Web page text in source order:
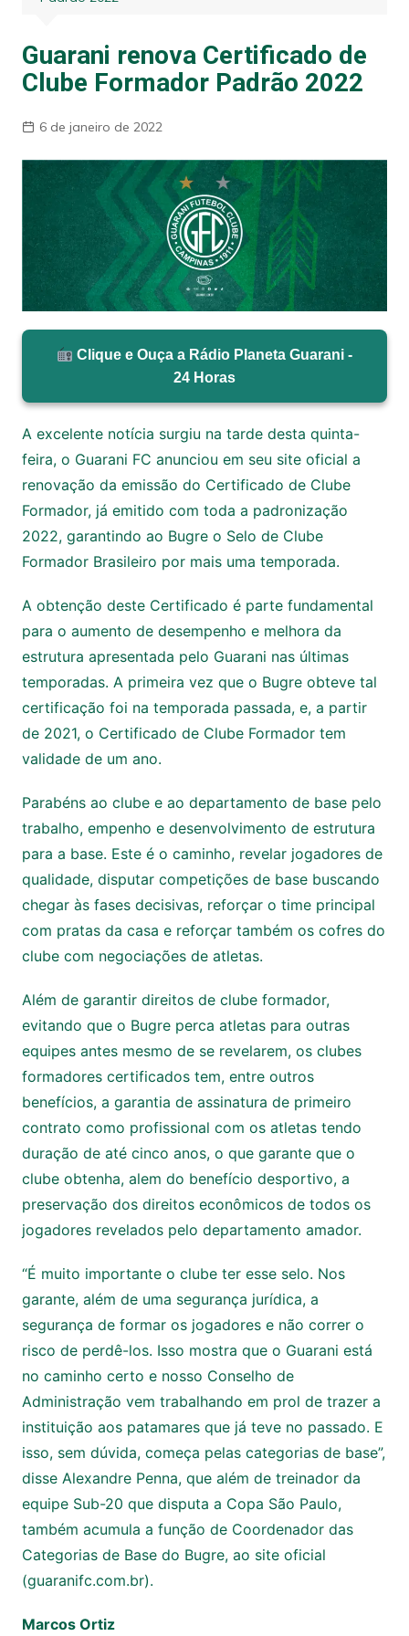
Guarani renova Certificado de
Clube Formador Padrão 2022
6 de janeiro de 2022
Clique e Ouça a Rádio Planeta Guarani -
24 Horas
A excelente notícia surgiu na tarde desta quinta-
feira, o Guarani FC anunciou em seu site oficial a
renovação da emissão do Certificado de Clube
Formador, já emitido com toda a padronização
2022, garantindo ao Bugre o Selo de Clube
Formador Brasileiro por mais uma temporada.
A obtenção deste Certificado é parte fundamental
para o aumento de desempenho e melhora da
estrutura apresentada pelo Guarani nas últimas
temporadas. A primeira vez que o Bugre obteve tal
certificação foi na temporada passada, e, a partir
de 2021, o Certificado de Clube Formador tem
validade de um ano.
Parabéns ao clube e ao departamento de base pelo
trabalho, empenho e desenvolvimento de estrutura
para a base. Este é o caminho, revelar jogadores de
qualidade, disputar competições de base buscando
chegar às fases decisivas, reforçar o time principal
com pratas da casa e reforçar também os cofres do
clube com negociações de atletas.
Além de garantir direitos de clube formador,
evitando que o Bugre perca atletas para outras
equipes antes mesmo de se revelarem, os clubes
formadores certificados tem, entre outros
benefícios, a garantia de assinatura de primeiro
contrato como profissional com os atletas tendo
duração de até cinco anos, o que garante que o
clube obtenha, alem do benefício desportivo, a
preservação dos direitos econômicos de todos os
jogadores revelados pelo departamento amador.
“É muito importante o clube ter esse selo. Nos
garante, além de uma segurança jurídica, a
segurança de formar os jogadores e não correr o
risco de perdê-los. Isso mostra que o Guarani está
no caminho certo e nosso Conselho de
Administração vem trabalhando em prol de trazer a
instituição aos patamares que já teve no passado. E
isso, sem dúvida, começa pelas categorias de base”,
disse Alexandre Penna, que além de treinador da
equipe Sub-20 que disputa a Copa São Paulo,
também acumula a função de Coordenador das
Categorias de Base do Bugre, ao site oficial
(guaranifc.com.br).
Marcos Ortiz